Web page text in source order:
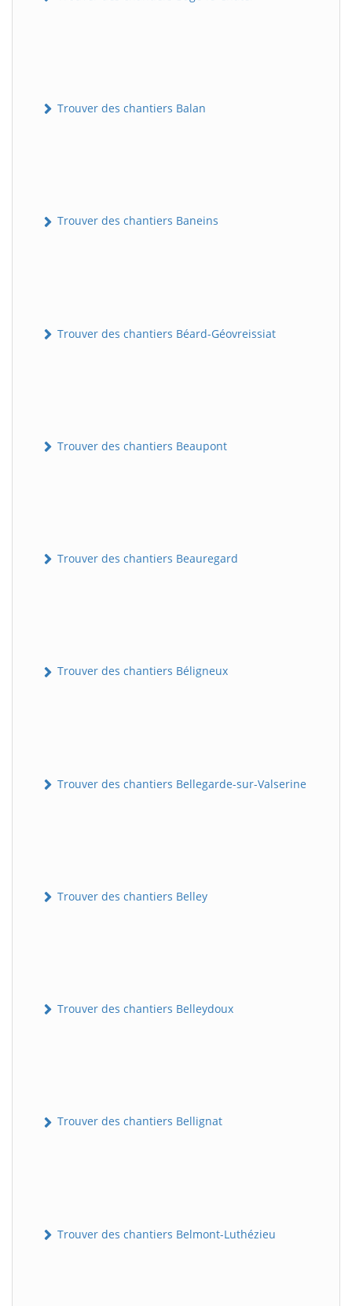
Trouver des chantiers Balan
Trouver des chantiers Baneins
Trouver des chantiers Béard-Géovreissiat
Trouver des chantiers Beaupont
Trouver des chantiers Beauregard
Trouver des chantiers Béligneux
Trouver des chantiers Bellegarde-sur-Valserine
Trouver des chantiers Belley
Trouver des chantiers Belleydoux
Trouver des chantiers Bellignat
Trouver des chantiers Belmont-Luthézieu